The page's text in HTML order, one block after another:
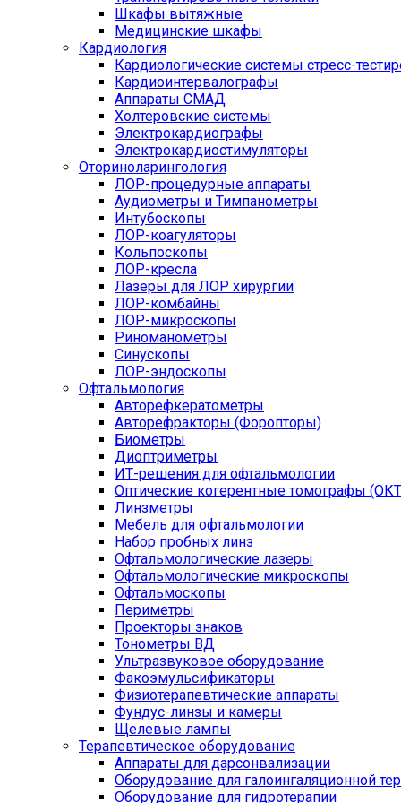
Шкафы вытяжные
Медицинские шкафы
Кардиология
Кардиологические системы стресс-
Кардиоинтервалографы
Аппараты СМАД
Холтеровские системы
Электрокардиографы
Электрокардиостимуляторы
Оториноларингология
ЛОР-процедурные аппараты
Аудиометры и Тимпанометры
Интубоскопы
ЛОР-коагуляторы
Кольпоскопы
ЛОР-кресла
Лазеры для ЛОР хирургии
ЛОР-комбайны
ЛОР-микроскопы
Риноманометры
Синускопы
ЛОР-эндоскопы
Офтальмология
Авторефкератометры
Авторефракторы (Форопторы)
Биометры
Диоптриметры
ИТ-решения для офтальмологии
Оптические когерентные томографы
Линзметры
Мебель для офтальмологии
Набор пробных линз
Офтальмологические лазеры
Офтальмологические микроскопы
Офтальмоскопы
Периметры
Проекторы знаков
Тонометры ВД
Ультразвуковое оборудование
Факоэмульсификаторы
Физиотерапевтические аппараты
Фундус-линзы и камеры
Щелевые лампы
Терапевтическое оборудование
Аппараты для дарсонвализации
Оборудование для галоингаляционной
Оборудование для гидротерапии